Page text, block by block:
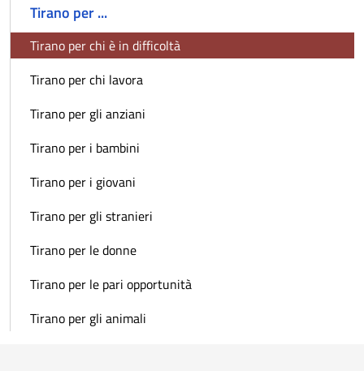
Tirano per ...
Tirano per chi è in difficoltà
Tirano per chi lavora
Tirano per gli anziani
Tirano per i bambini
Tirano per i giovani
Tirano per gli stranieri
Tirano per le donne
Tirano per le pari opportunità
Tirano per gli animali